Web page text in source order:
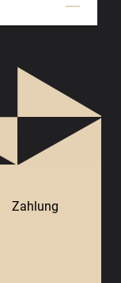
Zahlung